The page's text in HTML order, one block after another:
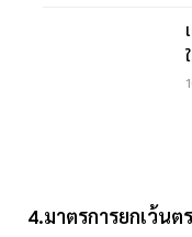
4.มาตรการยกเว้น